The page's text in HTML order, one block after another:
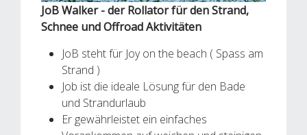
JoB Walker - der Rollator für den Strand,
Schnee und Offroad Aktivitäten
JoB steht für Joy on the beach ( Spass am
Strand )
Job ist die ideale Lösung für den Bade
und Strandurlaub
Er gewährleistet ein einfaches